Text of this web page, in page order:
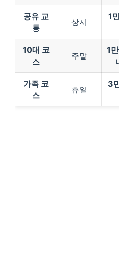
공유 교
통
상시
1
10대 코
스
주말
1
가족 코
스
휴일
3